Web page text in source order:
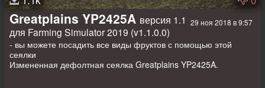
- Рабочая светотехника;
- Рабочие зеркала;
- Оставляет следы;
- Пачкается и моется;
- Эффект старения;
- Объем: 15 000 / 16 000 / 25 000 л.
29 ноя 2018 в 9:57
Greatplains YP2425A версия 1.1
для Farming Simulator 2019 (v1.1.0.0)
- вы можете посадить все виды фруктов с помощью этой
сеялки
Измененная дефолтная сеялка Greatplains YP2425A.